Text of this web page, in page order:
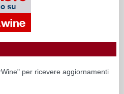
per ricevere aggiornamenti